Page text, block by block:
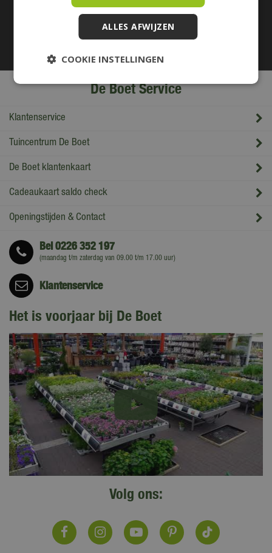
Betaal makkelijk en veilig
De Boet Service
Klantenservice
Tuincentrum De Boet
De Boet klantenkaart
Cadeaukaart saldo check
Openingstijden & Contact
Bel0226 352 197
(maandag t/m zaterdag van 09.00 t/m 17.00 uur)
Klantenservice
Het is voorjaar bij De Boet
Volg ons:
ALLES AFWIJZEN
COOKIE INSTELLINGEN